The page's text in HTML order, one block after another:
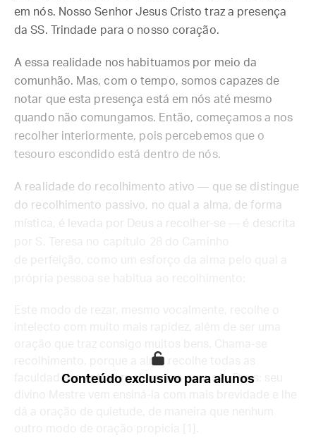
em nós. Nosso Senhor Jesus Cristo traz a presença
da SS. Trindade para o nosso coração.
A essa realidade nos habituamos por meio da
comunhão. Mas, com o tempo, somos capazes de
notar que esta presença está em nós até mesmo
quando não comungamos. Então, começamos a nos
recolher interiormente, pois percebemos que o
tesouro escondido está dentro de nós.
A realidade do recolhimento ativo — que se distingue
do recolhimento passivo, no qual a alma, de forma
mística, é levada por Deus a recolher-se — é descrita
recolhimento, porque a alma recolhe todas as
faculdades e entra em si mesma com seu Deus; seu
Conteúdo exclusivo para alunos